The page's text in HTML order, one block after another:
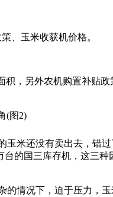
、玉米收获机价格。
，另外农机购置补贴
米还没有卖出去，错
的国三库存机，这三
情况下，迫于压力，